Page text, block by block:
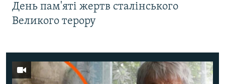
День пам'яті жертв сталінського
Великого терору